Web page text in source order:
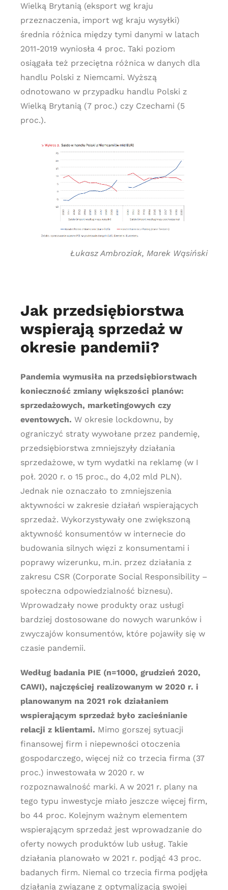
Wielką Brytanią (eksport wg kraju
przeznaczenia, import wg kraju wysyłki)
średnia różnica między tymi danymi w latach
2011-2019 wyniosła 4 proc. Taki poziom
osiągała też przeciętna różnica w danych dla
handlu Polski z Niemcami. Wyższą
odnotowano w przypadku handlu Polski z
Wielką Brytanią (7 proc.) czy Czechami (5
proc.).
Łukasz Ambroziak, Marek Wąsiński
Jak przedsiębiorstwa
wspierają sprzedaż w
okresie pandemii?
Pandemia wymusiła na przedsiębiorstwach
konieczność zmiany większości planów:
sprzedażowych, marketingowych czy
eventowych. W okresie lockdownu, by
ograniczyć straty wywołane przez pandemię,
przedsiębiorstwa zmniejszyły działania
sprzedażowe, w tym wydatki na reklamę (w I
poł. 2020 r. o 15 proc., do 4,02 mld PLN).
Jednak nie oznaczało to zmniejszenia
aktywności w zakresie działań wspierających
sprzedaż. Wykorzystywały one zwiększoną
aktywność konsumentów w internecie do
budowania silnych więzi z konsumentami i
poprawy wizerunku, m.in. przez działania z
zakresu CSR (Corporate Social Responsibility –
społeczna odpowiedzialność biznesu).
Wprowadzały nowe produkty oraz usługi
bardziej dostosowane do nowych warunków i
zwyczajów konsumentów, które pojawiły się w
czasie pandemii.
Według badania PIE (n=1000, grudzień 2020,
CAWI), najczęściej realizowanym w 2020 r. i
planowanym na 2021 rok działaniem
wspierającym sprzedaż było zacieśnianie
relacji z klientami. Mimo gorszej sytuacji
finansowej firm i niepewności otoczenia
gospodarczego, więcej niż co trzecia firma (37
proc.) inwestowała w 2020 r. w
rozpoznawalność marki. A w 2021 r. plany na
tego typu inwestycje miało jeszcze więcej firm,
bo 44 proc. Kolejnym ważnym elementem
wspierającym sprzedaż jest wprowadzanie do
oferty nowych produktów lub usług. Takie
działania planowało w 2021 r. podjąć 43 proc.
badanych firm. Niemal co trzecia firma podjęła
działania związane z optymalizacją swojej